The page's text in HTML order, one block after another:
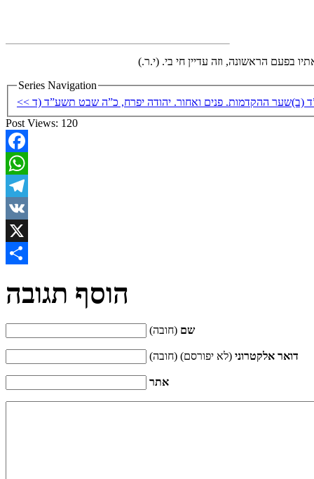
הראשונה, וזה עדיין חי בי. (י.ר.)
Series Navigation
(ב)
Post Views: 120
Facebook
WhatsApp
Telegram
VK
X
הוסף תגובה
שם (חובה)
דואר אלקטרוני (לא יפורסם) (חובה)
אתר